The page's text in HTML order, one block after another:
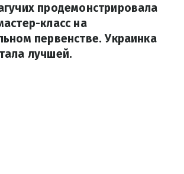
продемонстрировала
класс на
первенстве. Украинка
лучшей.